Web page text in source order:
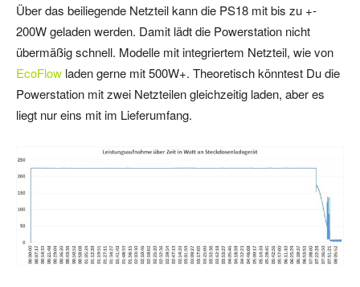
Über das beiliegende Netzteil kann die PS18 mit bis zu +-
200W geladen werden. Damit lädt die Powerstation nicht
übermäßig schnell. Modelle mit integriertem Netzteil, wie von
EcoFlow laden gerne mit 500W+. Theoretisch könntest Du die
Powerstation mit zwei Netzteilen gleichzeitig laden, aber es
liegt nur eins mit im Lieferumfang.